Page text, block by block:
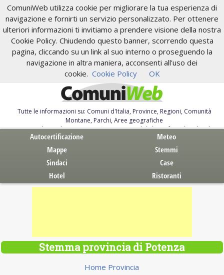
ComuniWeb utilizza cookie per migliorare la tua esperienza di
navigazione e fornirti un servizio personalizzato. Per ottenere
ulteriori informazioni ti invitiamo a prendere visione della nostra
Cookie Policy. Chiudendo questo banner, scorrendo questa
pagina, cliccando su un link al suo interno o proseguendo la
navigazione in altra maniera, acconsenti all'uso dei
cookie. Cookie Policy OK
Tutte le informazioni su: Comuni d'Italia, Province, Regioni, Comunità
Montane, Parchi, Aree geografiche
Servizi al Cittadino. Autocertificazione, moduli, leggi, free download
Autocertificazione
Meteo
Mappe
Stemmi
Sindaci
Case
Hotel
Ristoranti
Stemma provincia di Potenza
Home Provincia